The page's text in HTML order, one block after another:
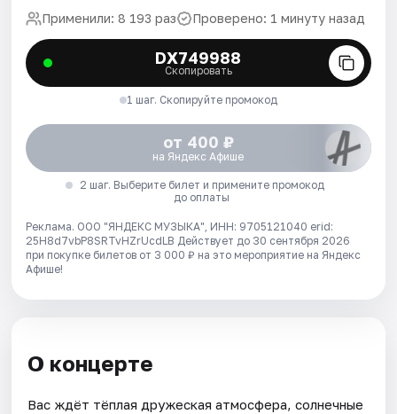
Применили: 8 193 раз Проверено: 1 минуту назад
DX749988
Скопировать
1 шаг. Скопируйте промокод
от 400 ₽
на Яндекс Афише
2 шаг. Выберите билет и примените промокод
до оплаты
Реклама. ООО "ЯНДЕКС МУЗЫКА", ИНН: 9705121040 erid:
25H8d7vbP8SRTvHZrUcdLB Действует до 30 сентября 2026
при покупке билетов от 3 000 ₽ на это мероприятие на Яндекс
Афише!
О концерте
Вас ждёт тёплая дружеская атмосфера, солнечные